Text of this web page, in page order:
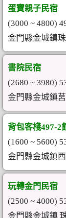
蛋寶親子民宿
(3000 ~ 4800)
金門縣金城鎮
書院民宿
(2680 ~ 3980)
金門縣金城鎮
背包客棧497-2
(1600 ~ 5600)
金門縣金城鎮
玩轉金門民宿
(2500 ~ 4000)
金門縣金城鎮